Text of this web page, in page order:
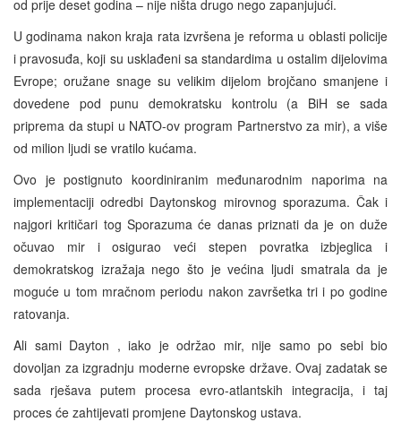
od prije deset godina – nije ništa drugo nego zapanjujući.
U godinama nakon kraja rata izvršena je reforma u oblasti policije
i pravosuđa, koji su usklađeni sa standardima u ostalim dijelovima
Evrope; oružane snage su velikim dijelom brojčano smanjene i
dovedene pod punu demokratsku kontrolu (a BiH se sada
priprema da stupi u NATO-ov program Partnerstvo za mir), a više
od milion ljudi se vratilo kućama.
Ovo je postignuto koordiniranim međunarodnim naporima na
implementaciji odredbi Daytonskog mirovnog sporazuma. Čak i
najgori kritičari tog Sporazuma će danas priznati da je on duže
očuvao mir i osigurao veći stepen povratka izbjeglica i
demokratskog izražaja nego što je većina ljudi smatrala da je
moguće u tom mračnom periodu nakon završetka tri i po godine
ratovanja.
Ali sami Dayton , iako je održao mir, nije samo po sebi bio
dovoljan za izgradnju moderne evropske države. Ovaj zadatak se
sada rješava putem procesa evro-atlantskih integracija, i taj
proces će zahtijevati promjene Daytonskog ustava.